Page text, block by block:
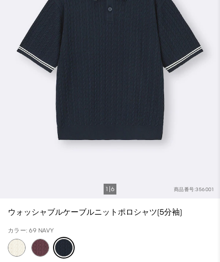
商品番号:356001
1 6
ウォッシャブルケーブルニットポロシャツ(5分袖)
カラー: 69 NAVY